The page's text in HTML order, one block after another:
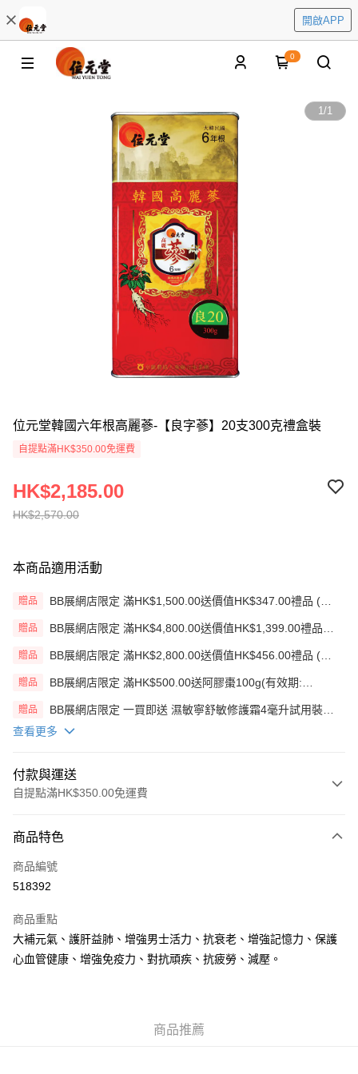
開啟APP
0
1/1
位元堂韓國六年根高麗蔘-【良字蔘】20支300克禮盒裝
自提點滿HK$350.00免運費
HK$2,570.00
HK$2,185.00
本商品適用活動
贈品
BB展網店限定 滿HK$1,500.00送價值HK$347.00禮品 (贈
贈品
BB展網店限定 滿HK$4,800.00送價值HK$1,399.00禮品
贈品
BB展網店限定 滿HK$2,800.00送價值HK$456.00禮品 (贈
贈品
BB展網店限定 滿HK$500.00送阿膠棗100g(有效期:
贈品
BB展網店限定 一買即送 濕敏寧舒敏修護霜4毫升試用裝
X2 包(贈品)(送完即止)
查看更多
付款與運送
自提點滿HK$350.00免運費
信用卡
AlipayHK
WeChat Pay
每筆HK$50.00，滿HK$350.00或以上免運費
商品特色
商品編號
518392
商品重點
大補元氣、護肝益肺、增強男士活力、抗衰老、增強記憶力、保護
心血管健康、增強免疫力、對抗頑疾、抗疲勞、減壓。
商品推薦